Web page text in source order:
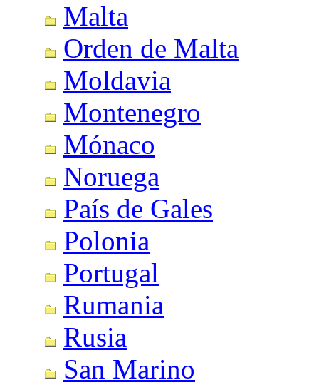
Malta
Orden de Malta
Moldavia
Montenegro
Mónaco
Noruega
País de Gales
Polonia
Portugal
Rumania
Rusia
San Marino